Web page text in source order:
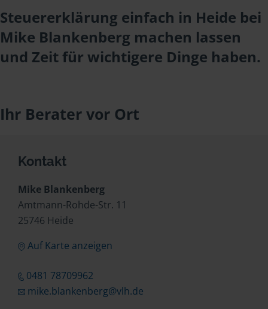
Steuererklärung einfach in Heide bei
Mike Blankenberg machen lassen
und Zeit für wichtigere Dinge haben.
Ihr Berater vor Ort
Kontakt
Mike Blankenberg
Amtmann-Rohde-Str. 11
25746 Heide
Auf Karte anzeigen
0481 78709962
mike.blankenberg@vlh.de